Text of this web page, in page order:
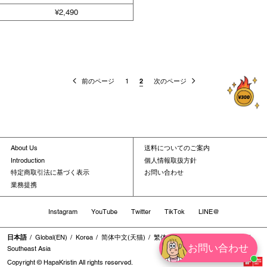
お問い合わせ
¥2,490
前のページ 1 2 次のページ
About Us
Introduction
特定商取引法に基づく表示
業務提携
送料についてのご案内
個人情報取扱方針
お問い合わせ
Instagram YouTube Twitter TikTok LINE@
日本語 Global(EN) Korea 简体中文(天猫) 繁体中文
Southeast Asia
Copyright © HapaKristin All rights reserved.